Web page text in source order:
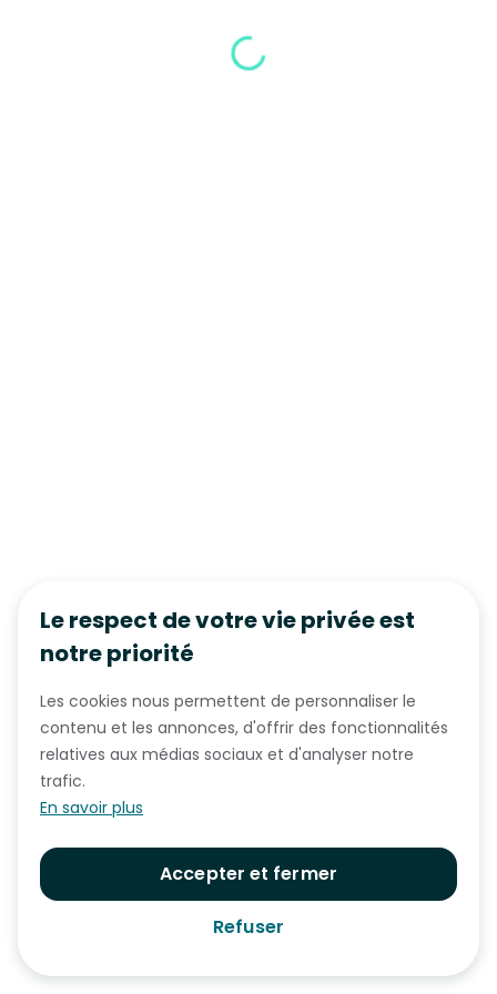
Le respect de votre vie privée est
notre priorité
Les cookies nous permettent de personnaliser le
contenu et les annonces, d'offrir des fonctionnalités
relatives aux médias sociaux et d'analyser notre
trafic.
En savoir plus
Accepter et fermer
Refuser